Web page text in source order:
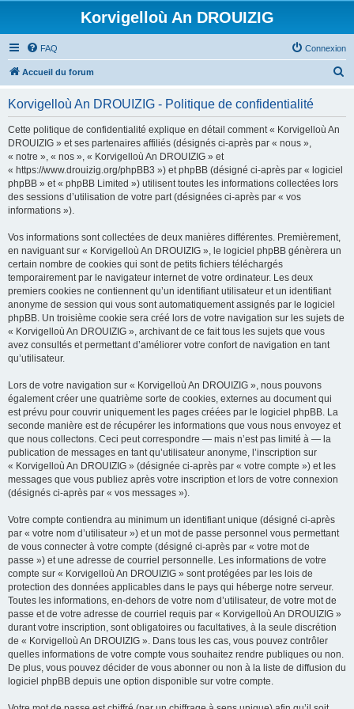
Korvigelloù An DROUIZIG
FAQ Connexion
Accueil du forum
Korvigelloù An DROUIZIG - Politique de confidentialité
Cette politique de confidentialité explique en détail comment « Korvigelloù An
DROUIZIG » et ses partenaires affiliés (désignés ci-après par « nous »,
« notre », « nos », « Korvigelloù An DROUIZIG » et
« https://www.drouizig.org/phpBB3 ») et phpBB (désigné ci-après par « logiciel
phpBB » et « phpBB Limited ») utilisent toutes les informations collectées lors
des sessions d’utilisation de votre part (désignées ci-après par « vos
informations »).
Vos informations sont collectées de deux manières différentes. Premièrement,
en naviguant sur « Korvigelloù An DROUIZIG », le logiciel phpBB génèrera un
certain nombre de cookies qui sont de petits fichiers téléchargés
temporairement par le navigateur internet de votre ordinateur. Les deux
premiers cookies ne contiennent qu’un identifiant utilisateur et un identifiant
anonyme de session qui vous sont automatiquement assignés par le logiciel
phpBB. Un troisième cookie sera créé lors de votre navigation sur les sujets de
« Korvigelloù An DROUIZIG », archivant de ce fait tous les sujets que vous
avez consultés et permettant d’améliorer votre confort de navigation en tant
qu’utilisateur.
Lors de votre navigation sur « Korvigelloù An DROUIZIG », nous pouvons
également créer une quatrième sorte de cookies, externes au document qui
est prévu pour couvrir uniquement les pages créées par le logiciel phpBB. La
seconde manière est de récupérer les informations que vous nous envoyez et
que nous collectons. Ceci peut correspondre — mais n’est pas limité à — la
publication de messages en tant qu’utilisateur anonyme, l’inscription sur
« Korvigelloù An DROUIZIG » (désignée ci-après par « votre compte ») et les
messages que vous publiez après votre inscription et lors de votre connexion
(désignés ci-après par « vos messages »).
Votre compte contiendra au minimum un identifiant unique (désigné ci-après
par « votre nom d’utilisateur ») et un mot de passe personnel vous permettant
de vous connecter à votre compte (désigné ci-après par « votre mot de
passe ») et une adresse de courriel personnelle. Les informations de votre
compte sur « Korvigelloù An DROUIZIG » sont protégées par les lois de
protection des données applicables dans le pays qui héberge notre serveur.
Toutes les informations, en-dehors de votre nom d’utilisateur, de votre mot de
passe et de votre adresse de courriel requis par « Korvigelloù An DROUIZIG »
durant votre inscription, sont obligatoires ou facultatives, à la seule discrétion
de « Korvigelloù An DROUIZIG ». Dans tous les cas, vous pouvez contrôler
quelles informations de votre compte vous souhaitez rendre publiques ou non.
De plus, vous pouvez décider de vous abonner ou non à la liste de diffusion du
logiciel phpBB depuis une option disponible sur votre compte.